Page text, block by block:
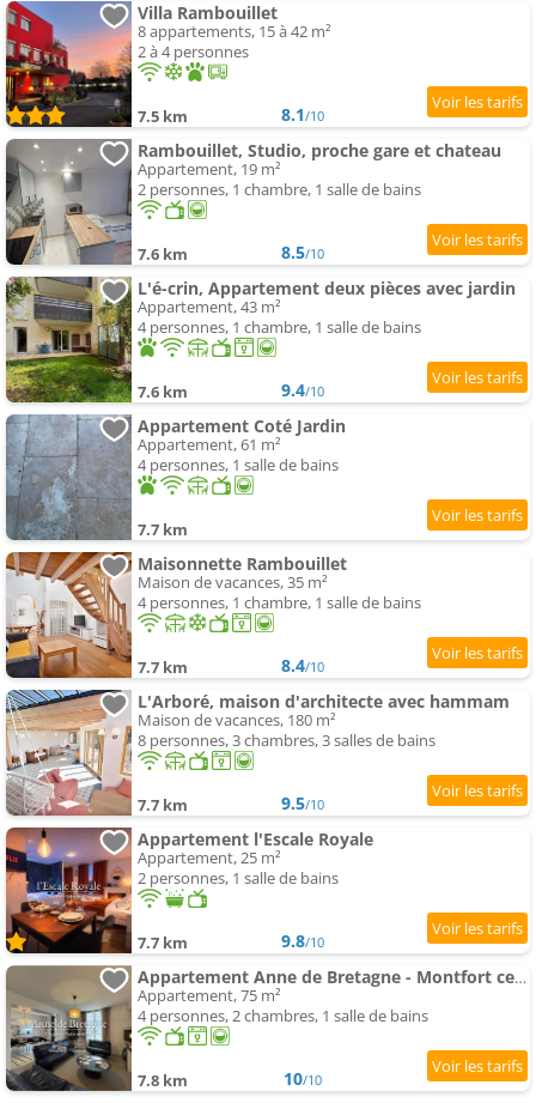
Villa Rambouillet
8 appartements, 15 à 42 m²
2 à 4 personnes
7.5 km 8.1/10
Rambouillet, Studio, proche gare et chateau
Appartement, 19 m²
2 personnes, 1 chambre, 1 salle de bains
7.6 km 8.5/10
L'é-crin, Appartement deux pièces avec jardin
Appartement, 43 m²
4 personnes, 1 chambre, 1 salle de bains
7.6 km 9.4/10
Appartement Coté Jardin
Appartement, 61 m²
4 personnes, 1 salle de bains
7.7 km
Maisonnette Rambouillet
Maison de vacances, 35 m²
4 personnes, 1 chambre, 1 salle de bains
7.7 km 8.4/10
L'Arboré, maison d'architecte avec hammam
Maison de vacances, 180 m²
8 personnes, 3 chambres, 3 salles de bains
7.7 km 9.5/10
Appartement l'Escale Royale
Appartement, 25 m²
2 personnes, 1 salle de bains
7.7 km 9.8/10
Appartement Anne de Bretagne - Montfort center
Appartement, 75 m²
4 personnes, 2 chambres, 1 salle de bains
7.8 km 10/10